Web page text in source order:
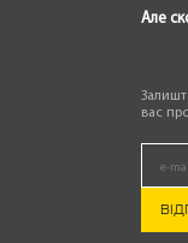
ПОРТАТИВНАЯ
POWERWIN PWS
Але
вас